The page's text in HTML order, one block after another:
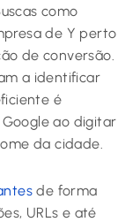
como
de Y perto
de conversão.
a identificar
é
ao digitar
da cidade.
de forma
URLs e até